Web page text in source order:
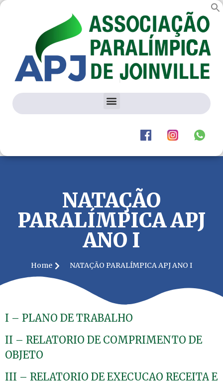
NATAÇÃO
PARALÍMPICA APJ
ANO I
Home NATAÇÃO PARALÍMPICA APJ ANO I
I – PLANO DE TRABALHO
II – RELATORIO DE COMPRIMENTO DE
OBJETO
III – RELATORIO DE EXECUCAO RECEITA E